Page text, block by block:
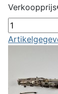
Verkoopprijs